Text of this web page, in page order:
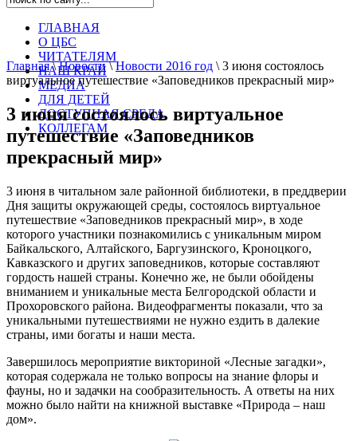
ГЛАВНАЯ
О ЦБС
ЧИТАТЕЛЯМ
НАШ КРАЙ
МЕДИА
ДЛЯ ДЕТЕЙ
ДОСТУПНАЯ СРЕДА
КОЛЛЕГАМ
Главная\Новости\Новости 2016 год \ 3 июня состоялось
виртуальное путешествие «Заповедников прекрасный мир»
3 июня состоялось виртуальное
путешествие «Заповедников
прекрасный мир»
3 июня в читальном зале районной библиотеки, в преддверии
Дня защиты окружающей среды, состоялось виртуальное
путешествие «Заповедников прекрасный мир», в ходе
которого участники познакомились с уникальным миром
Байкальского, Алтайского, Баргузинского, Кроноцкого,
Кавказского и других заповедников, которые составляют
гордость нашей страны. Конечно же, не были обойдены
вниманием и уникальные места Белгородской области и
Прохоровского района. Видеофрагменты показали, что за
уникальными путешествиями не нужно ездить в далекие
страны, ими богаты и наши места.
Завершилось мероприятие викториной «Лесные загадки»,
которая содержала не только вопросы на знание флоры и
фауны, но и задачки на сообразительность. А ответы на них
можно было найти на книжной выставке «Природа – наш
дом».